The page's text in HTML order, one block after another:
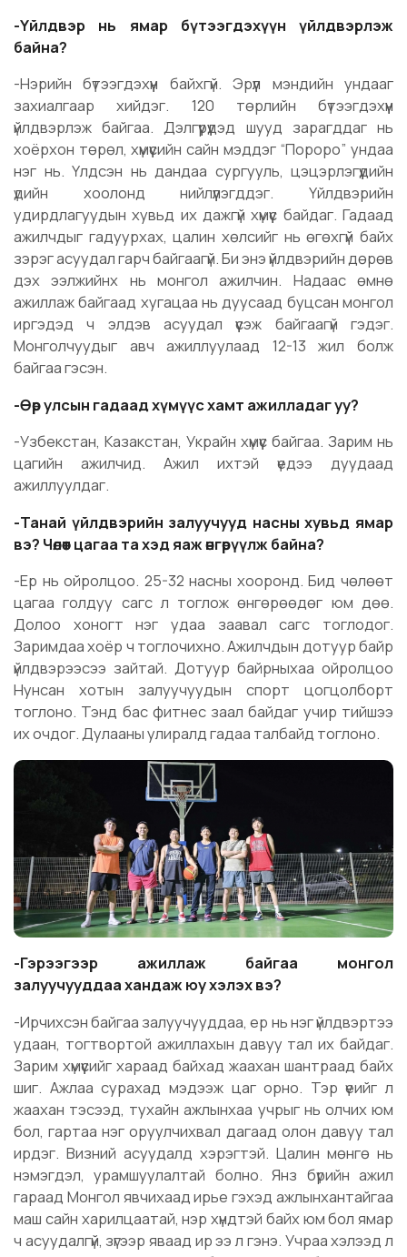
-Үйлдвэр нь ямар бүтээгдэхүүн үйлдвэрлэж
байна?
-Нэрийн бүтээгдэхүүн байхгүй. Эрүүл мэндийн ундааг
захиалгаар хийдэг. 120 төрлийн бүтээгдэхүүн
үйлдвэрлэж байгаа. Дэлгүүрүүдэд шууд зарагддаг нь
хоёрхон төрөл, хүмүүсийн сайн мэддэг “Пороро” ундаа
нэг нь. Үлдсэн нь дандаа сургууль, цэцэрлэгүүдийн
үдийн хоолонд нийлүүлэгддэг. Үйлдвэрийн
удирдлагуудын хувьд их дажгүй хүмүүс байдаг. Гадаад
ажилчдыг гадуурхах, цалин хөлсийг нь өгөхгүй байх
зэрэг асуудал гарч байгаагүй. Би энэ үйлдвэрийн дөрөв
дэх ээлжийнх нь монгол ажилчин. Надаас өмнө
ажиллаж байгаад хугацаа нь дуусаад буцсан монгол
иргэдэд ч элдэв асуудал үүсэж байгаагүй гэдэг.
Монголчуудыг авч ажиллуулаад 12-13 жил болж
байгаа гэсэн.
-Өөр улсын гадаад хүмүүс хамт ажилладаг уу?
-Узбекстан, Казакстан, Украйн хүмүүс байгаа. Зарим нь
цагийн ажилчид. Ажил ихтэй үедээ дуудаад
ажиллуулдаг.
-Танай үйлдвэрийн залуучууд насны хувьд ямар
вэ? Чөлөөт цагаа та хэд яаж өнгөрүүлж байна?
-Ер нь ойролцоо. 25-32 насны хооронд. Бид чөлөөт
цагаа голдуу сагс л тоглож өнгөрөөдөг юм дөө.
Долоо хоногт нэг удаа заавал сагс тоглодог.
Заримдаа хоёр ч тоглочихно. Ажилчдын дотуур байр
үйлдвэрээсээ зайтай. Дотуур байрныхаа ойролцоо
Нунсан хотын залуучуудын спорт цогцолборт
тоглоно. Тэнд бас фитнес заал байдаг учир тийшээ
их очдог. Дулааны улиралд гадаа талбайд тоглоно.
-Гэрээгээр ажиллаж байгаа монгол
залуучууддаа хандаж юу хэлэх вэ?
-Ирчихсэн байгаа залуучууддаа, ер нь нэг үйлдвэртээ
удаан, тогтвортой ажиллахын давуу тал их байдаг.
Зарим хүмүүсийг хараад байхад жаахан шантраад байх
шиг. Ажлаа сурахад мэдээж цаг орно. Тэр үеийг л
жаахан тэсээд, тухайн ажлынхаа учрыг нь олчих юм
бол, гартаа нэг оруулчихвал дагаад олон давуу тал
ирдэг. Визний асуудалд хэрэгтэй. Цалин мөнгө нь
нэмэгдэл, урамшуулалтай болно. Янз бүрийн ажил
гараад Монгол явчихаад ирье гэхэд ажлынхантайгаа
маш сайн харилцаатай, нэр хүндтэй байх юм бол ямар
ч асуудалгүй, зүгээр яваад ир ээ л гэнэ. Учраа хэлээд л